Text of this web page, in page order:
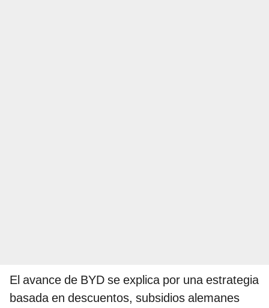
El avance de BYD se explica por una estrategia
basada en descuentos, subsidios alemanes